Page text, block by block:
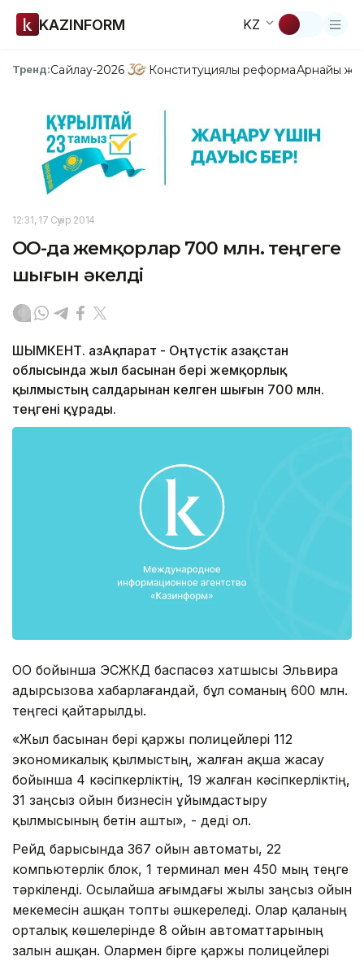
KAZINFORM KZ
Тренд:Сайлау-2026 Конституциялық реформаАрнайы
12:31, 17 Сәуір 2014
ОҚО-да жемқорлар 700 млн. теңгеге
шығын әкелді
ШЫМКЕНТ. ҚазАқпарат - Оңтүстік Қазақстан
облысында жыл басынан бері жемқорлық
қылмыстың салдарынан келген шығын 700 млн.
теңгені құрады.
ОҚО бойынша ЭҚСЖҚКД баспасөз хатшысы Эльвира
Қадырсызова хабарлағандай, бұл соманың 600 млн.
теңгесі қайтарылды.
«Жыл басынан бері қаржы полицейлері 112
экономикалық қылмыстың, жалған ақша жасау
бойынша 4 кәсіпкерліктің, 19 жалған кәсіпкерліктің,
31 заңсыз ойын бизнесін ұйымдастыру
қылмысының бетін ашты», - деді ол.
Рейд барысында 367 ойын автоматы, 22
компьютерлік блок, 1 терминал мен 450 мың теңге
тәркіленді. Осылайша ағымдағы жылы заңсыз ойын
мекемесін ашқан топты әшкереледі. Олар қаланың
орталық көшелерінде 8 ойын автоматтарының
залын ашқан. Олармен бірге қаржы полицейлері